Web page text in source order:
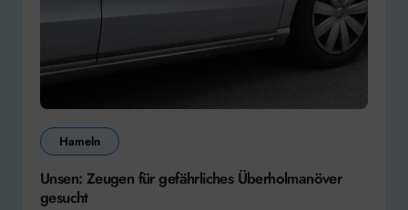
Hameln
Unsen: Zeugen für gefährliches Überholmanöver
gesucht